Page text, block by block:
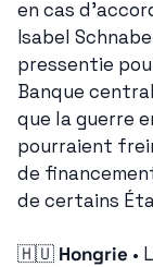
en cas
Isabel
pressentie
Banque
que la guerre
pourraient
de
de certains
🇭🇺 Hongrie •